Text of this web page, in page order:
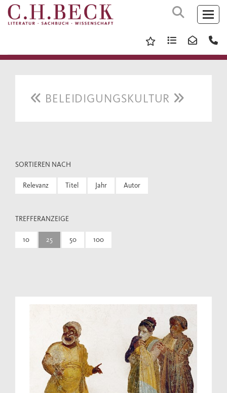
BELEIDIGUNGSKULTUR
SORTIEREN NACH
Relevanz Titel Jahr Autor
TREFFERANZEIGE
10 25 50 100